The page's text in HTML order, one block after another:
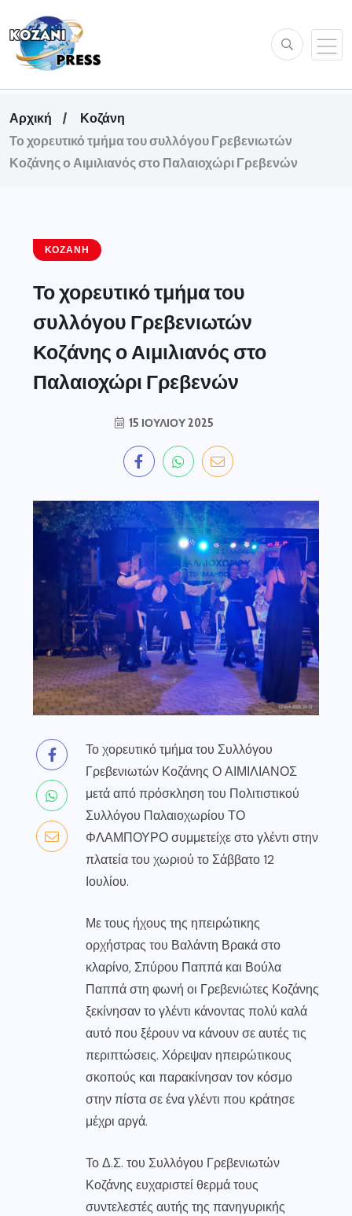
Αρχική
Κοζάνη
Το χορευτικό τμήμα του συλλόγου Γρεβενιωτών
Κοζάνης ο Αιμιλιανός στο Παλαιοχώρι Γρεβενών
ΚΟΖΆΝΗ
Το χορευτικό τμήμα του
συλλόγου Γρεβενιωτών
Κοζάνης ο Αιμιλιανός στο
Παλαιοχώρι Γρεβενών
15 ΙΟΥΛΊΟΥ 2025
Το χορευτικό τμήμα του Συλλόγου
Γρεβενιωτών Κοζάνης Ο ΑΙΜΙΛΙΑΝΟΣ
μετά από πρόσκληση του Πολιτιστικού
Συλλόγου Παλαιοχωρίου ΤΟ
ΦΛΑΜΠΟΥΡΟ συμμετείχε στο γλέντι στην
πλατεία του χωριού το Σάββατο 12
Ιουλίου.
Με τους ήχους της ηπειρώτικης
ορχήστρας του Βαλάντη Βρακά στο
κλαρίνο, Σπύρου Παππά και Βούλα
Παππά στη φωνή οι Γρεβενιώτες Κοζάνης
ξεκίνησαν το γλέντι κάνοντας πολύ καλά
αυτό που ξέρουν να κάνουν σε αυτές τις
περιπτώσεις. Χόρεψαν ηπειρώτικους
σκοπούς και παρακίνησαν τον κόσμο
στην πίστα σε ένα γλέντι που κράτησε
μέχρι αργά.
Το Δ.Σ. του Συλλόγου Γρεβενιωτών
Κοζάνης ευχαριστεί θερμά τους
συντελεστές αυτής της πανηγυρικής